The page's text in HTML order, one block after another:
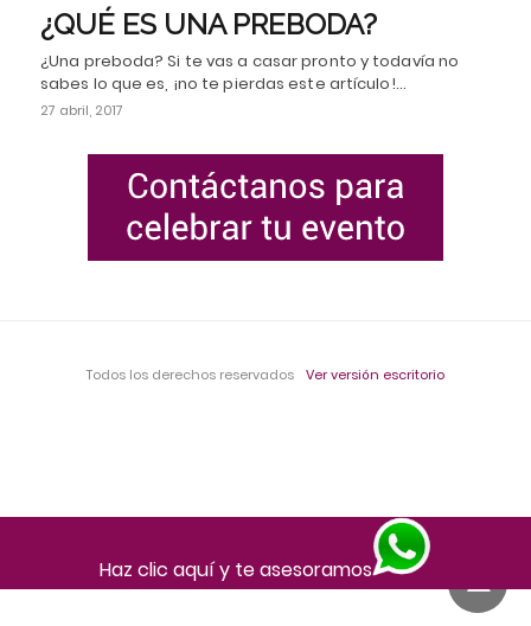
¿QUÉ ES UNA PREBODA?
¿Una preboda? Si te vas a casar pronto y todavía no
sabes lo que es, ¡no te pierdas este artículo!…
27 abril, 2017
Todos los derechos reservados Ver versión escritorio
Haz clic aquí y te asesoramos